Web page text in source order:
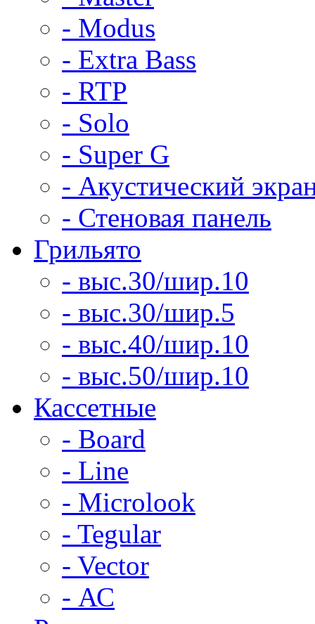
- Modus
- Extra Bass
- RTP
- Solo
- Super G
- Акустический
- Стеновая панель
Грильято
- выс.30/шир.10
- выс.30/шир.5
- выс.40/шир.10
- выс.50/шир.10
Кассетные
- Board
- Line
- Microlook
- Tegular
- Vector
- АС